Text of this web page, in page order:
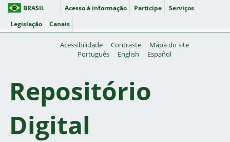
BRASIL Acesso à informação Participe
Serviços
Legislação
Canais
Acessibilidade Contraste
Mapa do site
Português
English Español
Repositório
Digital